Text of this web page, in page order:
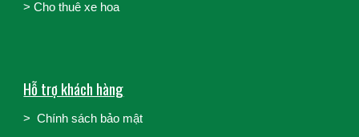
>Cho thuê xe hoa
Hỗ trợ khách hàng
> Chính sách bảo mật